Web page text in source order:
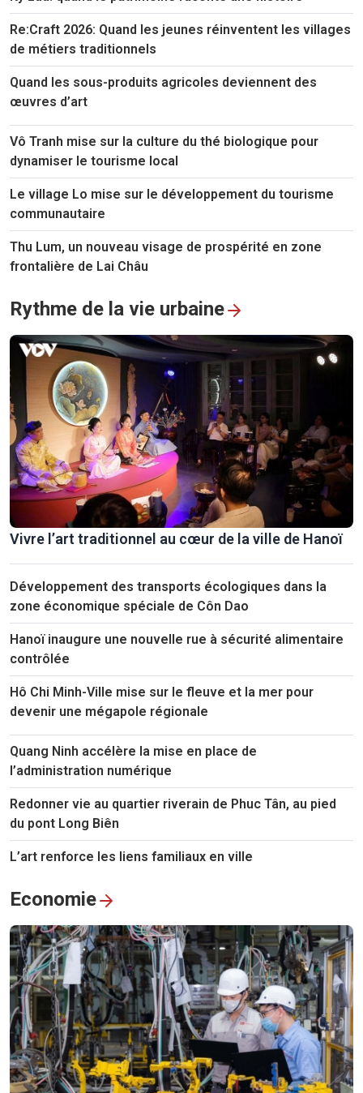
Re:Craft 2026: Quand les jeunes réinventent les villages
de métiers traditionnels
Quand les sous-produits agricoles deviennent des
œuvres d’art
Vô Tranh mise sur la culture du thé biologique pour
dynamiser le tourisme local
Le village Lo mise sur le développement du tourisme
communautaire
Thu Lum, un nouveau visage de prospérité en zone
frontalière de Lai Châu
Rythme de la vie urbaine
Vivre l’art traditionnel au cœur de la ville de Hanoï
Développement des transports écologiques dans la
zone économique spéciale de Côn Dao
Hanoï inaugure une nouvelle rue à sécurité alimentaire
contrôlée
Hô Chi Minh-Ville mise sur le fleuve et la mer pour
devenir une mégapole régionale
Quang Ninh accélère la mise en place de
l’administration numérique
Redonner vie au quartier riverain de Phuc Tân, au pied
du pont Long Biên
L’art renforce les liens familiaux en ville
Economie